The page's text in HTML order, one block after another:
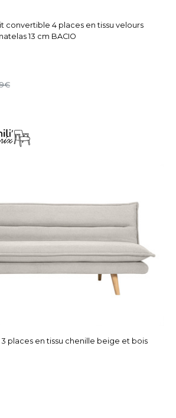
convertible 4 places en tissu velours
13 cm BACIO
places en tissu chenille beige et bois